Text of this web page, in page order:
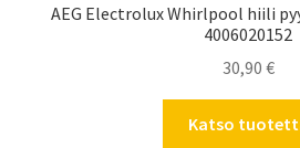
AEG Electrolux Whirlpool hiili
4006020152
30,90 €
Katso